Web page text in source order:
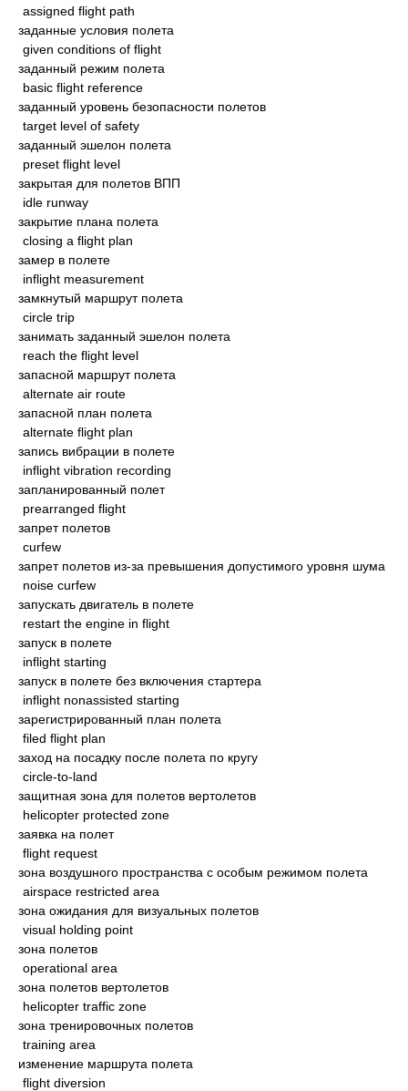
assigned flight path
заданные условия полета
given conditions of flight
заданный режим полета
basic flight reference
заданный уровень безопасности полетов
target level of safety
заданный эшелон полета
preset flight level
закрытая для полетов ВПП
idle runway
закрытие плана полета
closing a flight plan
замер в полете
inflight measurement
замкнутый маршрут полета
circle trip
занимать заданный эшелон полета
reach the flight level
запасной маршрут полета
alternate air route
запасной план полета
alternate flight plan
запись вибрации в полете
inflight vibration recording
запланированный полет
prearranged flight
запрет полетов
curfew
запрет полетов из-за превышения допустимого уровня шума
noise curfew
запускать двигатель в полете
restart the engine in flight
запуск в полете
inflight starting
запуск в полете без включения стартера
inflight nonassisted starting
зарегистрированный план полета
filed flight plan
заход на посадку после полета по кругу
circle-to-land
защитная зона для полетов вертолетов
helicopter protected zone
заявка на полет
flight request
зона воздушного пространства с особым режимом полета
airspace restricted area
зона ожидания для визуальных полетов
visual holding point
зона полетов
operational area
зона полетов вертолетов
helicopter traffic zone
зона тренировочных полетов
training area
изменение маршрута полета
flight diversion